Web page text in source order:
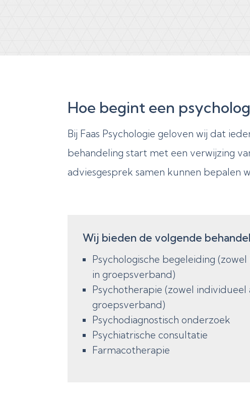
Hoe begint een
Bij Faas Psychologie geloven wij dat
behandeling start met een verwijzing
adviesgesprek samen kunnen bepalen
Wij bieden de volgende
Psychologische begeleiding
in groepsverband)
Psychotherapie (zowel individueel
groepsverband)
Psychodiagnostisch onderzoek
Psychiatrische consultatie
Farmacotherapie